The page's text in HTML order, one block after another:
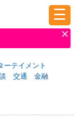
☰
ーテイメント
交通
金融